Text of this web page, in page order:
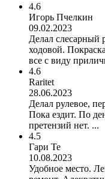
4.6
Игорь Пчелкин
09.02.2023
Делал слесарный
ходовой.
все с виду
4.6
Raritet
28.06.2023
Делал рулевое,
Пока ездит. По
претензий нет. ...
4.5
Гари Те
10.08.2023
Удобное место.